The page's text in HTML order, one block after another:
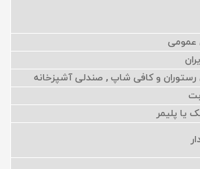
عمومی
و کافی شاپ , صندلی آشپزخانه
یا پلیمر